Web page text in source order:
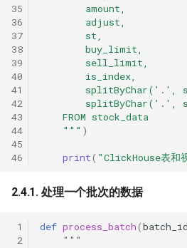
35
36
37
38
39
40
41
42
43
44
45
46
        amount,
        adjust,
        st,
        buy_limit,
        sell_limit,
        is_index,
splitByChar('.',
splitByChar('.',
    FROM stock_data
    """
)
print( "ClickHouse表和
2.4.1. 处理一个批次的数据
1
2
def process_batch(batch_id
"""